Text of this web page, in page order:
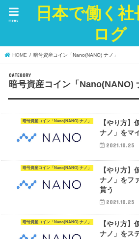
日本で働く
ログ
menu
HOME 暗号資産コイン「Nano(NANO) ナノ」
暗号資産コイン「Nano(NANO)
暗号資産コイン「Nano(NANO) ナノ」
【やり方
ナノ」をマ
2021.10.25
暗号資産コイン「Nano(NANO) ナノ」
【やり方
ナノ」をフ
貰う
2021.10.25
暗号資産コイン「Nano(NANO) ナノ」
【やり方
ナノ」をス